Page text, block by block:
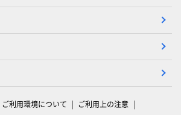
ご利用環境について ご利用上の注意